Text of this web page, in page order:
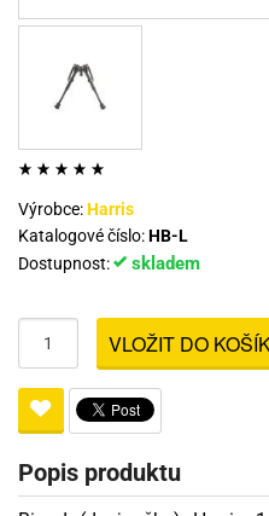
Výrobce:Harris
Katalogové číslo:HB-L
Dostupnost:
skladem
VLOŽIT DO
Popis produktu